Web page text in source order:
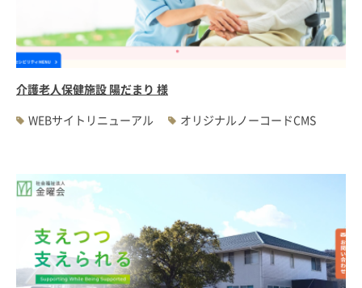
介護老人保健施設 陽だまり 様
WEBサイトリニューアル
オリジナルノーコードCMS